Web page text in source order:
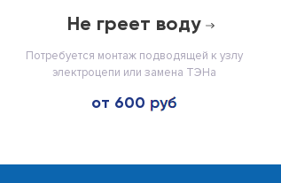
не греет воду
Потребуется монтаж подводящей к узлу
электроцепи или замена ТЭНа
от 600